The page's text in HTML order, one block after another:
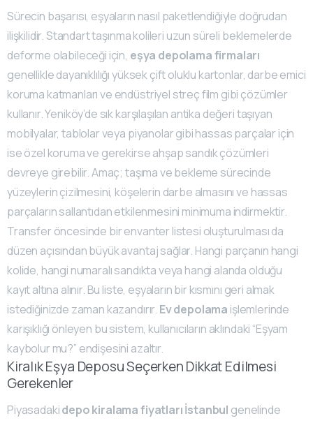
Sürecin başarısı, eşyaların nasıl paketlendiğiyle doğrudan
ilişkilidir. Standart taşınma kolileri uzun süreli beklemelerde
deforme olabileceği için, eşya depolama firmaları
genellikle dayanıklılığı yüksek çift oluklu kartonlar, darbe emici
koruma katmanları ve endüstriyel streç film gibi çözümler
kullanır. Yeniköy’de sık karşılaşılan antika değeri taşıyan
mobilyalar, tablolar veya piyanolar gibi hassas parçalar için
ise özel koruma ve gerekirse ahşap sandık çözümleri
devreye girebilir. Amaç; taşıma ve bekleme sürecinde
yüzeylerin çizilmesini, köşelerin darbe almasını ve hassas
parçaların sallantıdan etkilenmesini minimuma indirmektir.
Transfer öncesinde bir envanter listesi oluşturulması da
düzen açısından büyük avantaj sağlar. Hangi parçanın hangi
kolide, hangi numaralı sandıkta veya hangi alanda olduğu
kayıt altına alınır. Bu liste, eşyaların bir kısmını geri almak
istediğinizde zaman kazandırır. Ev depolama işlemlerinde
karışıklığı önleyen bu sistem, kullanıcıların aklındaki “Eşyam
kaybolur mu?” endişesini azaltır.
Kiralık Eşya Deposu Seçerken Dikkat Edilmesi
Gerekenler
Piyasadakidepo kiralama fiyatları İstanbul genelinde